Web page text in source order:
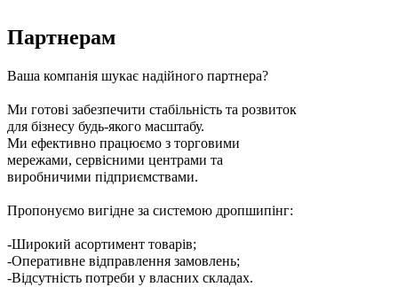
Партнерам
Ваша компанія шукає надійного партнера?
Ми готові забезпечити стабільність та розвиток
для бізнесу будь-якого масштабу.
Ми ефективно працюємо з торговими
мережами, сервісними центрами та
виробничими підприємствами.
Пропонуємо вигідне за системою дропшипінг:
-Широкий асортимент товарів;
-Оперативне відправлення замовлень;
-Відсутність потреби у власних складах.